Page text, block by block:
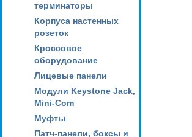
терминаторы
Корпуса настенных
розеток
Кроссовое
оборудование
Лицевые панели
Модули Keystone Jack,
Mini-Com
Муфты
Патч-панели, боксы и